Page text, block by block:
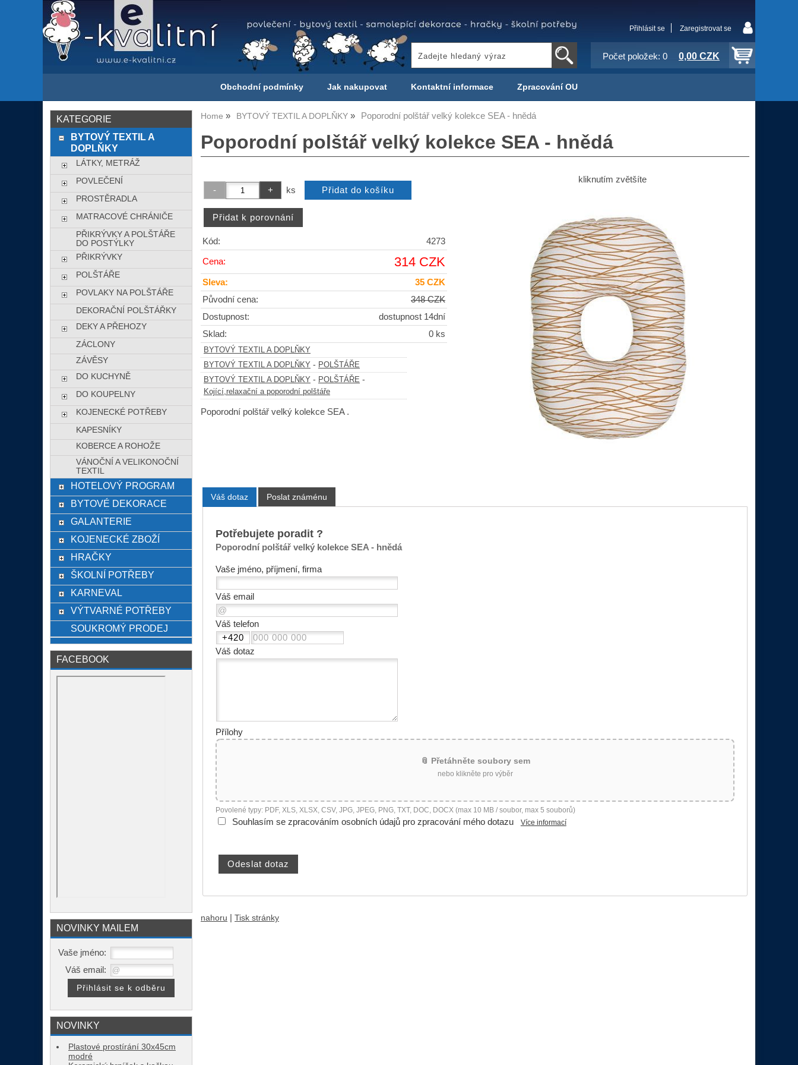
Přihlásit se Zaregistrovat se
Počet položek: 0 0,00 CZK
Obchodní podmínky Jak nakupovat Kontaktní informace Zpracování OU
Home BYTOVÝ TEXTIL A DOPLŇKY Poporodní polštář velký kolekce SEA - hnědá
Poporodní polštář velký kolekce SEA - hnědá
kliknutím zvětšíte
ks
Kód: 4273
Cena: 314 CZK
Sleva:
35 CZK
Původní cena:
348 CZK
Dostupnost:
dostupnost 14dní
Sklad:
0 ks
BYTOVÝ TEXTIL A DOPLŇKY
BYTOVÝ TEXTIL A DOPLŇKY - POLŠTÁŘE
BYTOVÝ TEXTIL A DOPLŇKY - POLŠTÁŘE -
Kojící,relaxační a poporodní polštáře
Poporodní polštář velký kolekce SEA .
Váš dotaz Poslat známénu
Potřebujete poradit ?
Poporodní polštář velký kolekce SEA - hnědá
Vaše jméno, příjmení, firma
Váš email
Váš telefon
Váš dotaz
Přílohy
📎 Přetáhněte soubory sem
nebo klikněte pro výběr
Povolené typy: PDF, XLS, XLSX, CSV, JPG, JPEG, PNG, TXT, DOC, DOCX (max 10 MB / soubor, max 5 souborů)
Souhlasím se zpracováním osobních údajů pro zpracování mého dotazu Více informací
nahoru Tisk stránky
KATEGORIE
BYTOVÝ TEXTIL A
DOPLŇKY
LÁTKY, METRÁŽ
POVLEČENÍ
PROSTĚRADLA
MATRACOVÉ CHRÁNIČE
PŘIKRÝVKY A POLŠTÁŘE
DO POSTÝLKY
PŘIKRÝVKY
POLŠTÁŘE
POVLAKY NA POLŠTÁŘE
DEKORAČNÍ POLŠTÁŘKY
DEKY A PŘEHOZY
ZÁCLONY
ZÁVĚSY
DO KUCHYNĚ
DO KOUPELNY
KOJENECKÉ POTŘEBY
KAPESNÍKY
KOBERCE A ROHOŽE
VÁNOČNÍ A VELIKONOČNÍ
TEXTIL
HOTELOVÝ PROGRAM
BYTOVÉ DEKORACE
GALANTERIE
KOJENECKÉ ZBOŽÍ
HRAČKY
ŠKOLNÍ POTŘEBY
KARNEVAL
VÝTVARNÉ POTŘEBY
SOUKROMÝ PRODEJ
FACEBOOK
NOVINKY MAILEM
Vaše jméno:
Váš email:
NOVINKY
Plastové prostírání 30x45cm
modré